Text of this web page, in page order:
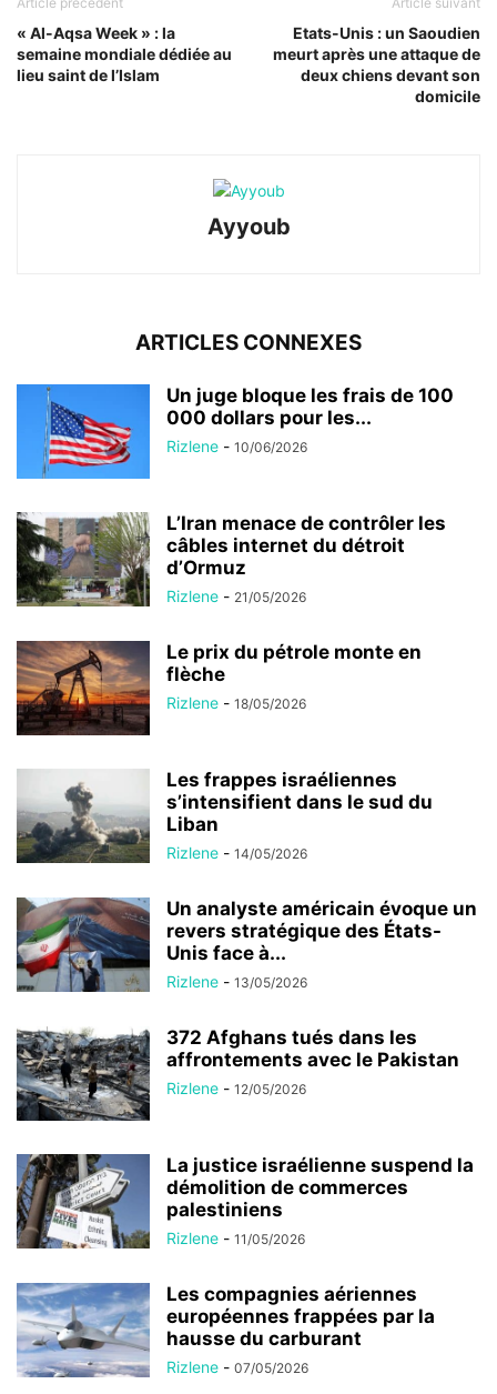
« Al-Aqsa Week » : la
semaine mondiale dédiée au
lieu saint de l’Islam
Etats-Unis : un Saoudien
meurt après une attaque de
deux chiens devant son
domicile
Ayyoub
ARTICLES CONNEXES
Un juge bloque les frais de 100
000 dollars pour les...
Rizlene - 10/06/2026
L’Iran menace de contrôler les
câbles internet du détroit
d’Ormuz
Rizlene - 21/05/2026
Le prix du pétrole monte en
flèche
Rizlene - 18/05/2026
Les frappes israéliennes
s’intensifient dans le sud du
Liban
Rizlene - 14/05/2026
Un analyste américain évoque un
revers stratégique des États-
Unis face à...
Rizlene - 13/05/2026
372 Afghans tués dans les
affrontements avec le Pakistan
Rizlene - 12/05/2026
La justice israélienne suspend la
démolition de commerces
palestiniens
Rizlene - 11/05/2026
Les compagnies aériennes
européennes frappées par la
hausse du carburant
Rizlene - 07/05/2026